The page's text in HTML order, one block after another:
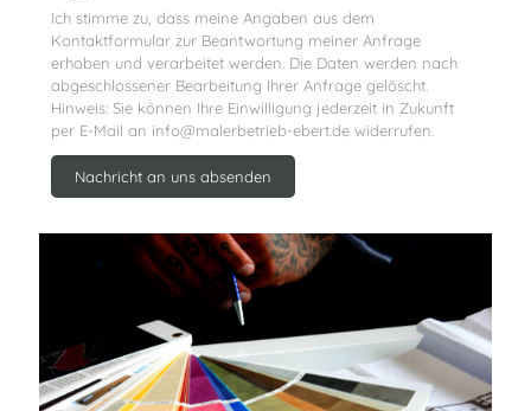
Ich stimme zu, dass meine Angaben aus dem
Kontaktformular zur Beantwortung meiner Anfrage
erhoben und verarbeitet werden. Die Daten werden nach
abgeschlossener Bearbeitung Ihrer Anfrage gelöscht.
Hinweis: Sie können Ihre Einwilligung jederzeit in Zukunft
per E-Mail an info@malerbetrieb-ebert.de widerrufen.